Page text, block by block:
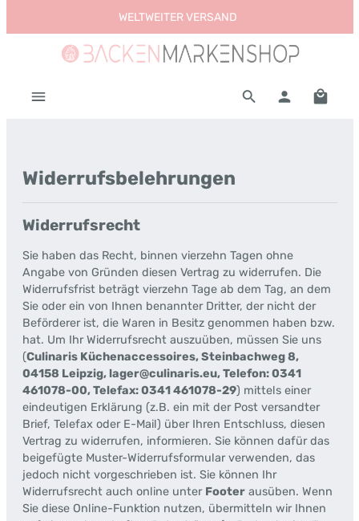
Zum Hauptinhalt springenWELTWEITER VERSAND
Widerrufsbelehrungen
Widerrufsrecht
Sie haben das Recht, binnen vierzehn Tagen ohne
Angabe von Gründen diesen Vertrag zu widerrufen. Die
Widerrufsfrist beträgt vierzehn Tage ab dem Tag, an dem
Sie oder ein von Ihnen benannter Dritter, der nicht der
Beförderer ist, die Waren in Besitz genommen haben bzw.
hat. Um Ihr Widerrufsrecht auszuüben, müssen Sie uns
(Culinaris Küchenaccessoires, Steinbachweg 8,
04158 Leipzig, lager@culinaris.eu, Telefon: 0341
461078-00, Telefax: 0341 461078-29) mittels einer
eindeutigen Erklärung (z.B. ein mit der Post versandter
Brief, Telefax oder E-Mail) über Ihren Entschluss, diesen
Vertrag zu widerrufen, informieren. Sie können dafür das
beigefügte Muster-Widerrufsformular verwenden, das
jedoch nicht vorgeschrieben ist. Sie können Ihr
Widerrufsrecht auch online unter Footerausüben. Wenn
Sie diese Online-Funktion nutzen, übermitteln wir Ihnen